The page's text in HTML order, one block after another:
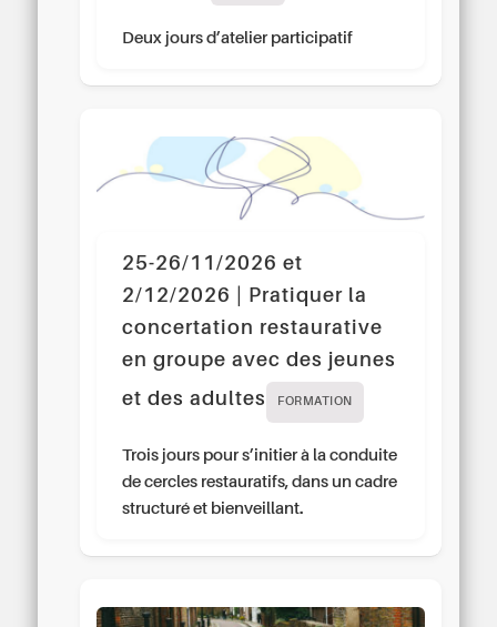
Deux jours d’atelier participatif
25-26/11/2026 et
2/12/2026 | Pratiquer la
concertation restaurative
en groupe avec des jeunes
et des adultes
FORMATION
Trois jours pour s’initier à la conduite
de cercles restauratifs, dans un cadre
structuré et bienveillant.